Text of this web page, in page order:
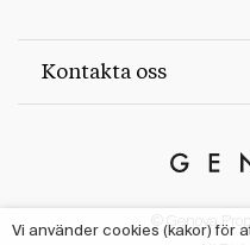
Kontakta oss
© Genova
Vi använder cookies (kakor) för